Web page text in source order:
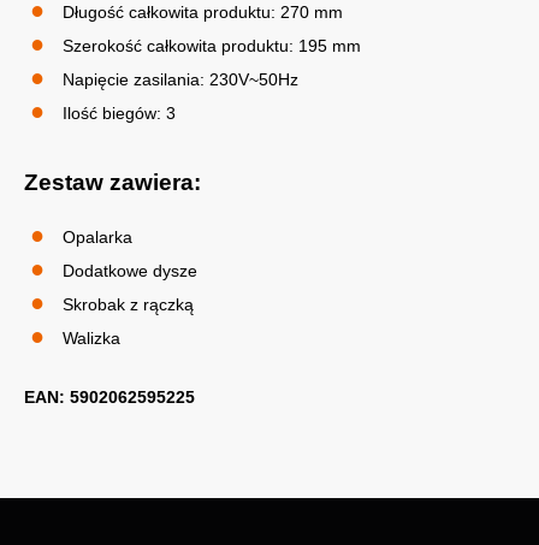
Długość całkowita produktu: 270 mm
Szerokość całkowita produktu: 195 mm
Napięcie zasilania: 230V~50Hz
Ilość biegów: 3
Zestaw zawiera:
Opalarka
Dodatkowe dysze
Skrobak z rączką
Walizka
EAN: 5902062595225